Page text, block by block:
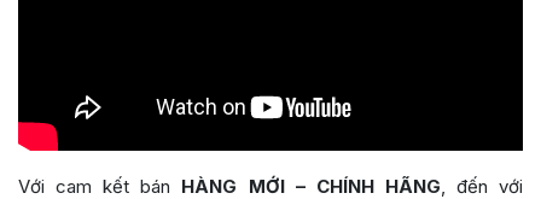
Với cam kết bán HÀNG MỚI – CHÍNH HÃNG , đến với